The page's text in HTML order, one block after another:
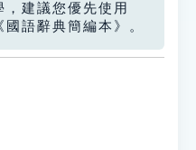
，建議您優先使用
國語辭典簡編本》。